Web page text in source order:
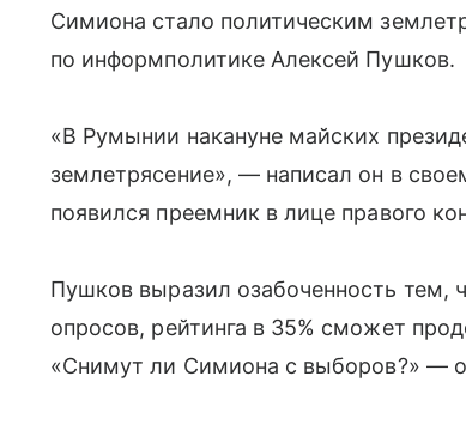
Симиона стало политическим
по информполитике Алексей Пушков.
«В Румынии накануне майских
землетрясение», — написал он в
появился преемник в лице правого
Пушков выразил озабоченность тем,
опросов, рейтинга в 35% сможет
«Снимут ли Симиона с выборов?» —